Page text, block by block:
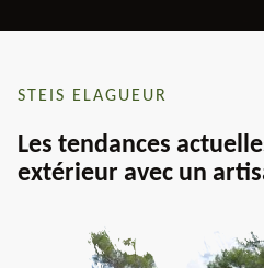
STEIS ELAGUEUR
Les tendances
extérieur avec un